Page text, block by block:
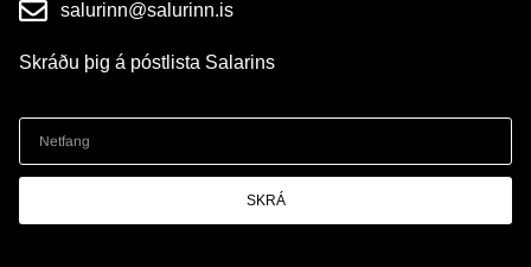
salurinn@salurinn.is
Skráðu þig á póstlista Salarins
SKRÁ